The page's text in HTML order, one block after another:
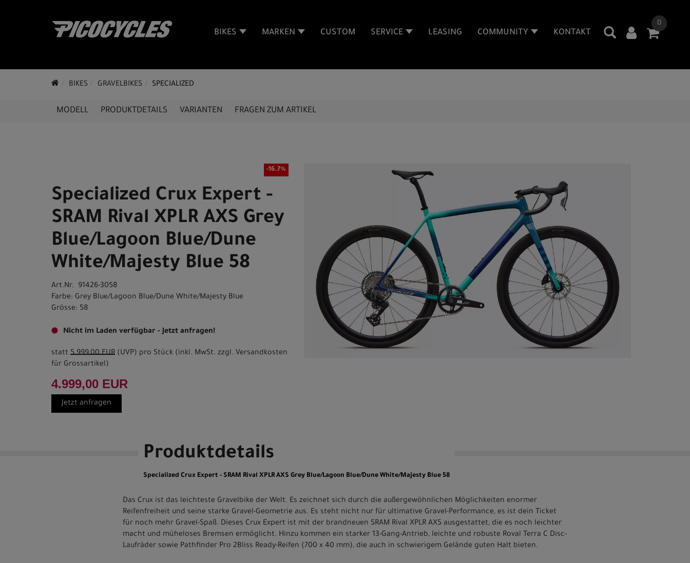
0
BIKES MARKEN CUSTOM SERVICE LEASING COMMUNITY KONTAKT
BIKES GRAVELBIKES SPECIALIZED
MODELL PRODUKTDETAILS VARIANTEN FRAGEN ZUM ARTIKEL
-16.7%
Specialized Crux Expert -
SRAM Rival XPLR AXS Grey
Blue/Lagoon Blue/Dune
White/Majesty Blue 58
Art.Nr. 91426-3058
Farbe: Grey Blue/Lagoon Blue/Dune White/Majesty Blue
Grösse: 58
Nicht im Laden verfügbar - Jetzt anfragen!
statt 5.999,00 EUR (UVP) pro Stück (inkl. MwSt. zzgl. Versandkosten
für Grossartikel)
4.999,00 EUR
Jetzt anfragen
Produktdetails
Specialized Crux Expert - SRAM Rival XPLR AXS Grey Blue/Lagoon Blue/Dune White/Majesty Blue 58
Das Crux ist das leichteste Gravelbike der Welt. Es zeichnet sich durch die außergewöhnlichen Möglichkeiten enormer
Reifenfreiheit und seine starke Gravel-Geometrie aus. Es steht nicht nur für ultimative Gravel-Performance, es ist dein Ticket
für noch mehr Gravel-Spaß. Dieses Crux Expert ist mit der brandneuen SRAM Rival XPLR AXS ausgestattet, die es noch leichter
macht und müheloses Bremsen ermöglicht. Hinzu kommen ein starker 13-Gang-Antrieb, leichte und robuste Roval Terra C Disc-
Laufräder sowie Pathfinder Pro 2Bliss Ready-Reifen (700 x 40 mm), die auch in schwierigem Gelände guten Halt bieten.